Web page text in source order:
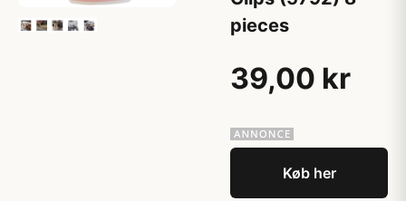
pieces
39,00 kr
Køb her